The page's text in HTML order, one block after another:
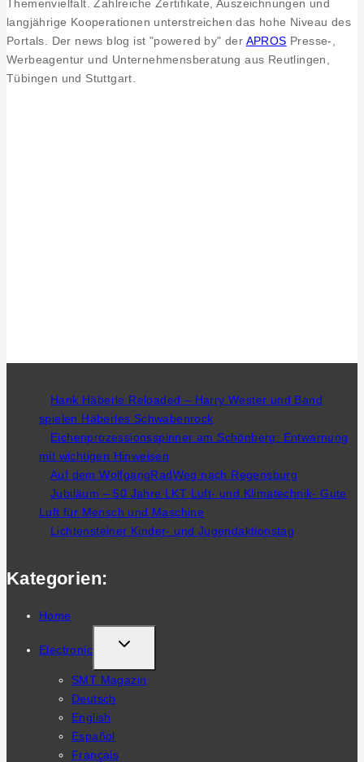
Themenvielfalt. Zahlreiche Zertifikate, Auszeichnungen und
langjährige Kooperationen unterstreichen das hohe Niveau des
Portals. Der news blog ist "powered by" der APROS Presse-,
Werbeagentur und Unternehmensberatung aus Reutlingen,
Tübingen und Stuttgart.
Hank Häberle Reloaded – Harry Wester und Band
spielen Häberles Schwabenrock
Eichenprozessionsspinner am Schönberg: Entwarnung
mit wichtigen Hinweisen
Auf dem WolfgangRadWeg nach Regensburg
Jubiläum – 50 Jahre LKT Luft- und Klimatechnik- Gute
Luft für Mensch und Maschine
Lichtensteiner Kinder- und Jugendaktionstag
Kategorien:
Home
Electronic
TOGGLE
CHILD
MENU
SMT Magazin
Deutsch
English
Español
Français